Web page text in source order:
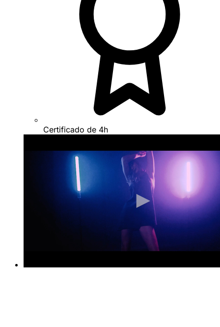
Certificado de 4h